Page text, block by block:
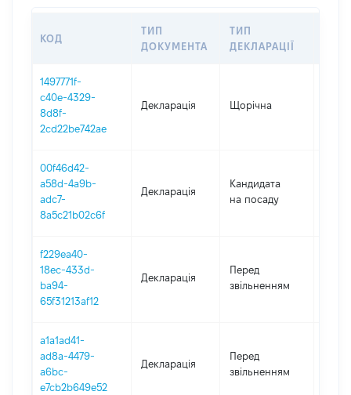
КОД
ТИП
ДОКУМЕНТА
ТИП
ДЕКЛАРАЦІЇ
1497771f-
c40e-4329-
8d8f-
2cd22be742ae
Декларація Щорічна
00f46d42-
a58d-4a9b-
adc7-
8a5c21b02c6f
Декларація
Кандидата
на посаду
f229ea40-
18ec-433d-
ba94-
65f31213af12
Декларація
Перед
звільненням
a1a1ad41-
ad8a-4479-
a6bc-
e7cb2b649e52
Декларація
Перед
звільненням